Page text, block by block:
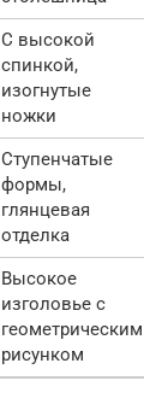
С высокой
спинкой,
изогнутые
ножки
Ступенчатые
формы,
глянцевая
отделка
Высокое
изголовье с
геометрическим
рисунком